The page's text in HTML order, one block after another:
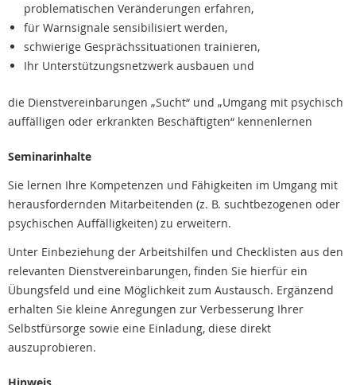
problematischen Veränderungen erfahren,
für Warnsignale sensibilisiert werden,
schwierige Gesprächssituationen trainieren,
Ihr Unterstützungsnetzwerk ausbauen und
die Dienstvereinbarungen „Sucht“ und „Umgang mit psychisch
auffälligen oder erkrankten Beschäftigten“ kennenlernen
Seminarinhalte
Sie lernen Ihre Kompetenzen und Fähigkeiten im Umgang mit
herausfordernden Mitarbeitenden (z. B. suchtbezogenen oder
psychischen Auffälligkeiten) zu erweitern.
Unter Einbeziehung der Arbeitshilfen und Checklisten aus den
relevanten Dienstvereinbarungen, finden Sie hierfür ein
Übungsfeld und eine Möglichkeit zum Austausch. Ergänzend
erhalten Sie kleine Anregungen zur Verbesserung Ihrer
Selbstfürsorge sowie eine Einladung, diese direkt
auszuprobieren.